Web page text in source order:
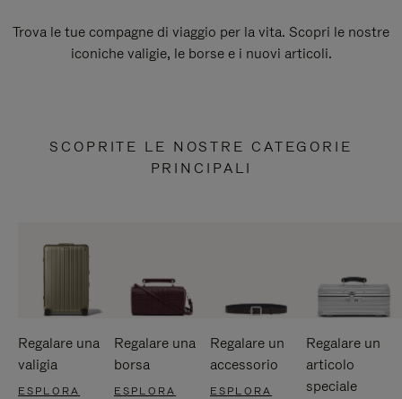
Trova le tue compagne di viaggio per la vita. Scopri le nostre
iconiche valigie, le borse e i nuovi articoli.
SCOPRITE LE NOSTRE CATEGORIE
PRINCIPALI
Regalare una
valigia
ESPLORA
Regalare una
borsa
ESPLORA
Regalare un
accessorio
ESPLORA
Regalare un
articolo
speciale